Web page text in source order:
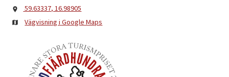
59.63337, 16.98905
Vägvisning i Google Maps